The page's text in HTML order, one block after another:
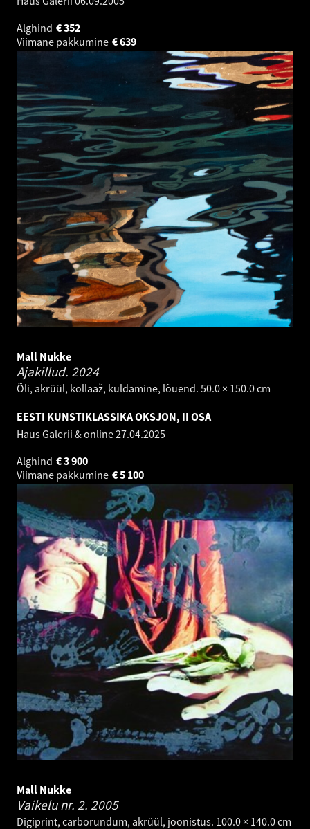
Alghind
352
€
Viimane pakkumine
639
€
Mall Nukke
Ajakillud. 2024
Õli, akrüül, kollaaž, kuldamine, lõuend. 50.0 × 150.0 cm
EESTI KUNSTIKLASSIKA OKSJON, II OSA
Haus Galerii & online27.04.2025
Alghind
3 900
€
Viimane pakkumine
5 100
€
Mall Nukke
Vaikelu nr. 2. 2005
Digiprint, carborundum, akrüül, joonistus. 100.0 × 140.0 cm